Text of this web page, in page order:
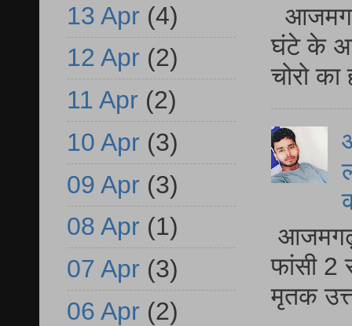
घंटे के
चोरो
आजमगढ़
फांसी 2
मृतक
13 Apr (4)
12 Apr (2)
11 Apr (2)
10 Apr (3)
09 Apr (3)
08 Apr (1)
07 Apr (3)
06 Apr (2)